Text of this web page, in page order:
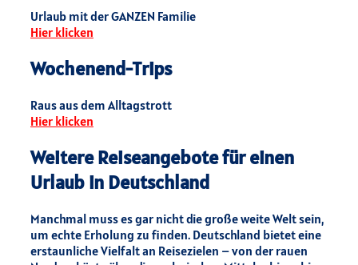
Urlaub mit der GANZEN Familie
Hier klicken
Wochenend-Trips
Raus aus dem Alltagstrott
Hier klicken
Weitere Reiseangebote für einen
Urlaub in Deutschland
Manchmal muss es gar nicht die große weite Welt sein,
um echte Erholung zu finden. Deutschland bietet eine
erstaunliche Vielfalt an Reisezielen – von der rauen